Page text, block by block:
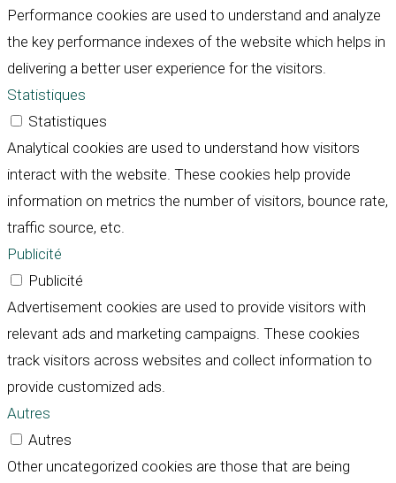
Performance cookies are used to understand and analyze
the key performance indexes of the website which helps in
delivering a better user experience for the visitors.
Statistiques
Statistiques
Analytical cookies are used to understand how visitors
interact with the website. These cookies help provide
information on metrics the number of visitors, bounce rate,
traffic source, etc.
Publicité
Publicité
Advertisement cookies are used to provide visitors with
relevant ads and marketing campaigns. These cookies
track visitors across websites and collect information to
provide customized ads.
Autres
Autres
Other uncategorized cookies are those that are being